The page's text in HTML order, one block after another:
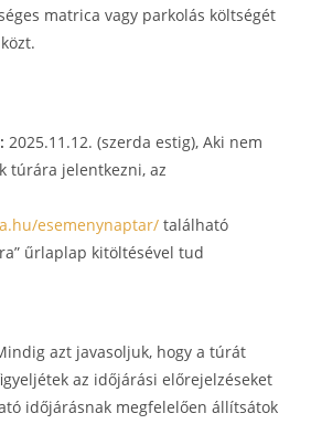
matrica vagy parkolás költségét
2025.11.12. (szerda estig), Aki nem
túrára jelentkezni, az
esemenynaptar/ található
űrlaplap kitöltésével tud
azt javasoljuk, hogy a túrát
az időjárási előrejelzéseket
időjárásnak megfelelően állítsátok